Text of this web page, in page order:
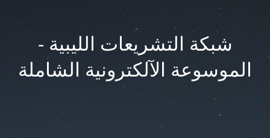
شبكة التشريعات الليبية -
الموسوعة الآلكترونية الشاملة